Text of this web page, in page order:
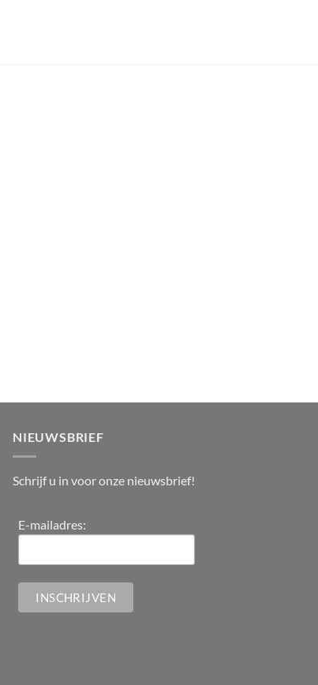
NIEUWSBRIEF
Schrijf u in voor onze nieuwsbrief!
E-mailadres: